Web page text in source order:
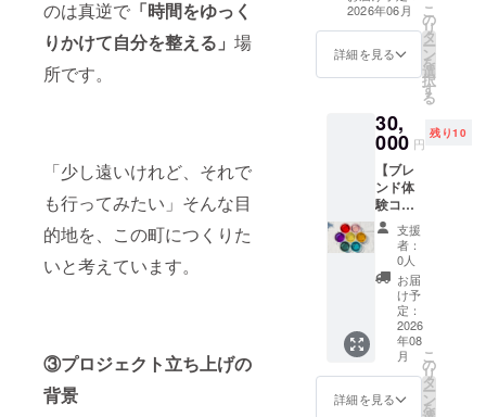
のは真逆で 「時間をゆっく
りかけて自分を整える」 場
所です。
「少し遠いけれど、それで
も行ってみたい」そんな目
的地を、この町につくりた
いと考えています。
③プロジェクト立ち上げの
背景
前には
必ずお
届けの
たラベ
ルや注
意書き
をご確
認くだ
さい。
各自で
ご負担
くださ
い ・ク
ラウド
ディン
グ終了
後、詳
細情報
をメー
ルにて
ご案内
いたし
ます
・支援
者様の
交通費
や滞在
費は各
負担く
ださ
い。 ・
クラウ
ドファ
ンディ
ング終
了後、
詳細情
報を
メール
にてご
案内し
ます。
るよう
に乾燥
した。
封を開
間に広
がる、
やさし
く豊か
な香
り。 忙
しい日
常の合
間に、
ほっと
深呼吸
したく
なる一
杯で
す。 ・
名称：
カラー
ハーブ
す取り
組み
もに支
えてい
幸いで
す。 ●
特典：
個人
名・法
人名を
記載し
た木札
を店内
に掲示
いたし
ます。
・掲載
期間：
2026年
から事
ル） お礼状を
メールにてお送
りさせていただ
蔵改装が完了
後、プレオープ
ンとして内装見
学及び交流会を
開催予定です。
日程等の詳細が
決まりましたら
電子メールにて
ご招待させてい
ただきます。
（ご参加は任
2026年7月下旬
～8月上旬頃の開
ババース（熊本
2026年06月
詳細を見る
こ
の
リ
タ
ー
ン
を
選
択
す
る
30,
000 円
残り10
【ブレ
ンド体
験コー
ス（1名
様
分）】
ハーブ
スペ
シャリ
ストに
よる、
特別な
ブレン
ド体
験。（1
支援
者：
0人
お届
け予
定：
2026
年08
月
詳細を見る
こ
の
リ
タ
ー
ン
を